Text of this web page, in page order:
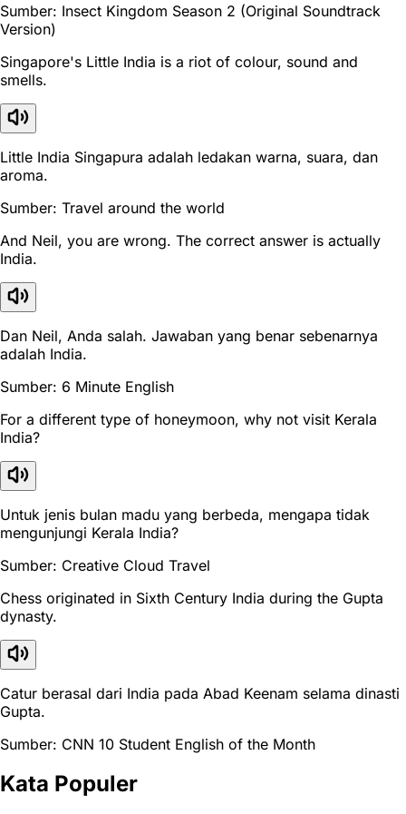
Sumber: Insect Kingdom Season 2 (Original Soundtrack
Version)
Singapore's Little India is a riot of colour, sound and
smells.
Little India Singapura adalah ledakan warna, suara, dan
aroma.
Sumber: Travel around the world
And Neil, you are wrong. The correct answer is actually
India.
Dan Neil, Anda salah. Jawaban yang benar sebenarnya
adalah India.
Sumber: 6 Minute English
For a different type of honeymoon, why not visit Kerala
India?
Untuk jenis bulan madu yang berbeda, mengapa tidak
mengunjungi Kerala India?
Sumber: Creative Cloud Travel
Chess originated in Sixth Century India during the Gupta
dynasty.
Catur berasal dari India pada Abad Keenam selama dinasti
Gupta.
Sumber: CNN 10 Student English of the Month
Kata Populer